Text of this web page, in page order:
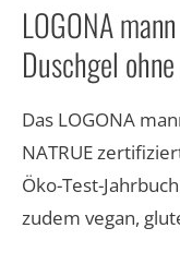
LOGONA
Duschgel
Das LOGONA
NATRUE
Öko-Test-
zudem vegan,